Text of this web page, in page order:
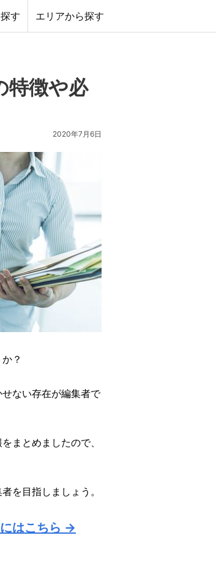
す エリアから探す
特徴や必
2020年7月6日
？
ない存在が編集者で
まとめましたので、
を目指しましょう。
はこちら →